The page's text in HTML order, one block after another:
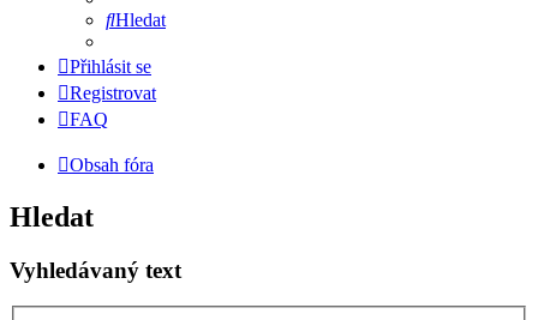
Hledat
Přihlásit se
Registrovat
FAQ
Obsah fóra
Hledat
Vyhledávaný text